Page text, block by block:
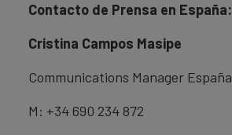
Contacto de Prensa en España:
Cristina Campos Masipe
Communications Manager España
M: +34 690 234 872